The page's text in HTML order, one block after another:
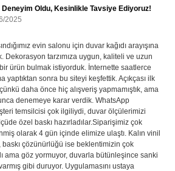
Oldu, Kesinlikle Tavsiye Ediyoruz!
2025
evin salonu için duvar kağıdı arayışına
Dekorasyon tarzımıza uygun, kaliteli ve uzun
ürün bulmak istiyorduk. İnternette saatlerce
yaptıktan sonra bu siteyi keşfettik. Açıkçası ilk
daha önce hiç alışveriş yapmamıştık, ama
denemeye karar verdik. WhatsApp
temsilcisi çok ilgiliydi, duvar ölçülerimizi
özel baskı hazırladılar.Siparişimiz çok
olarak 4 gün içinde elimize ulaştı. Kalın vinil
çözünürlüğü ise beklentimizin çok
ama göz yormuyor, duvarla bütünleşince sanki
gibi duruyor. Uygulamasını ustaya